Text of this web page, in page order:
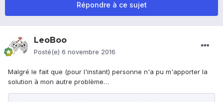
Répondre à ce sujet
LeoBoo
Posté(e) 6 novembre 2016
Malgré le fait que (pour l'instant) personne n'a pu m'apporter la
solution à mon autre problème…